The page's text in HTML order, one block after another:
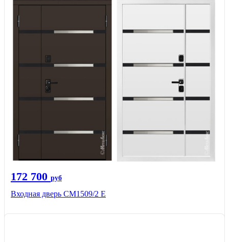
172 700 руб
Входная дверь CМ1509/2 Е